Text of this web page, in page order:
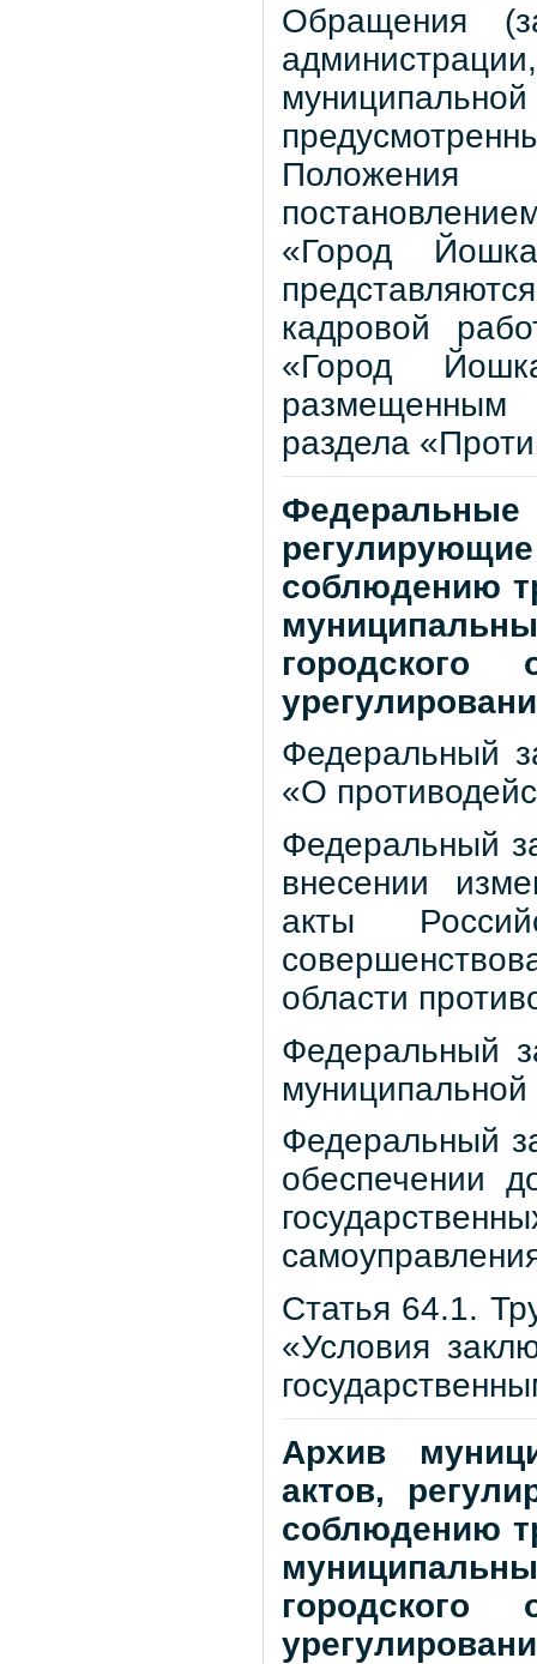
Обращения
Положения
«Город
кадровой
«Город
раздела
соблюдению
Федеральный
«О
Федеральный
внесении
акты
области
Федеральный
Федеральный
обеспечении
Статья 64.1.
«Условия
Архив
актов,
соблюдению